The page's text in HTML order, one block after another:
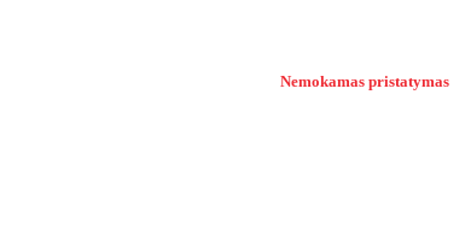
Nemokamas pristatymas